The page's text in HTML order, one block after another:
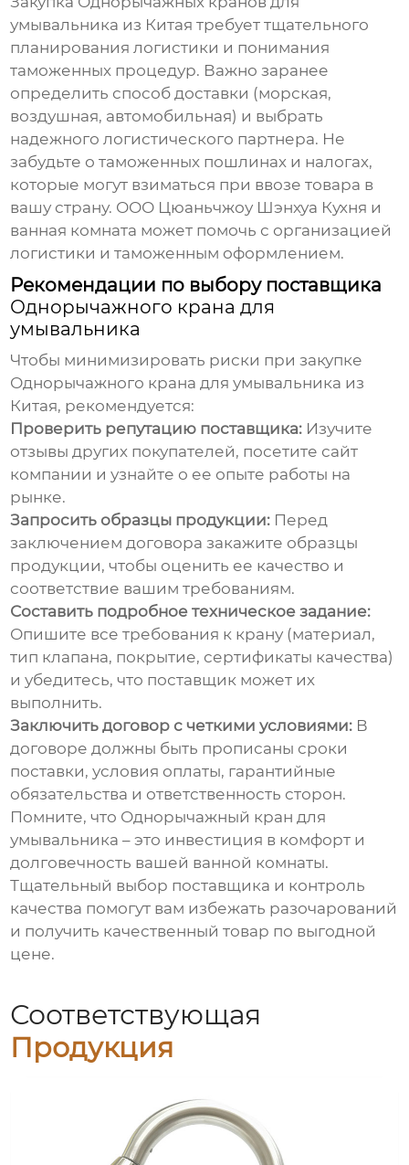
умывальника из Китая требует тщательного
планирования логистики и понимания
таможенных процедур. Важно заранее
определить способ доставки (морская,
воздушная, автомобильная) и выбрать
надежного логистического партнера. Не
забудьте о таможенных пошлинах и налогах,
которые могут взиматься при ввозе товара в
вашу страну. ООО Цюаньчжоу Шэнхуа Кухня и
ванная комната может помочь с организацией
логистики и таможенным оформлением.
Рекомендации по выбору поставщика
Однорычажного крана для
умывальника
Чтобы минимизировать риски при закупке
Однорычажного крана для умывальника из
Китая, рекомендуется:
Проверить репутацию поставщика: Изучите
отзывы других покупателей, посетите сайт
компании и узнайте о ее опыте работы на
рынке.
Запросить образцы продукции: Перед
заключением договора закажите образцы
продукции, чтобы оценить ее качество и
соответствие вашим требованиям.
Составить подробное техническое задание:
Опишите все требования к крану (материал,
тип клапана, покрытие, сертификаты качества)
и убедитесь, что поставщик может их
выполнить.
Заключить договор с четкими условиями: В
договоре должны быть прописаны сроки
поставки, условия оплаты, гарантийные
обязательства и ответственность сторон.
Помните, что Однорычажный кран для
умывальника – это инвестиция в комфорт и
долговечность вашей ванной комнаты.
Тщательный выбор поставщика и контроль
качества помогут вам избежать разочарований
и получить качественный товар по выгодной
цене.
Соответствующая
Продукция